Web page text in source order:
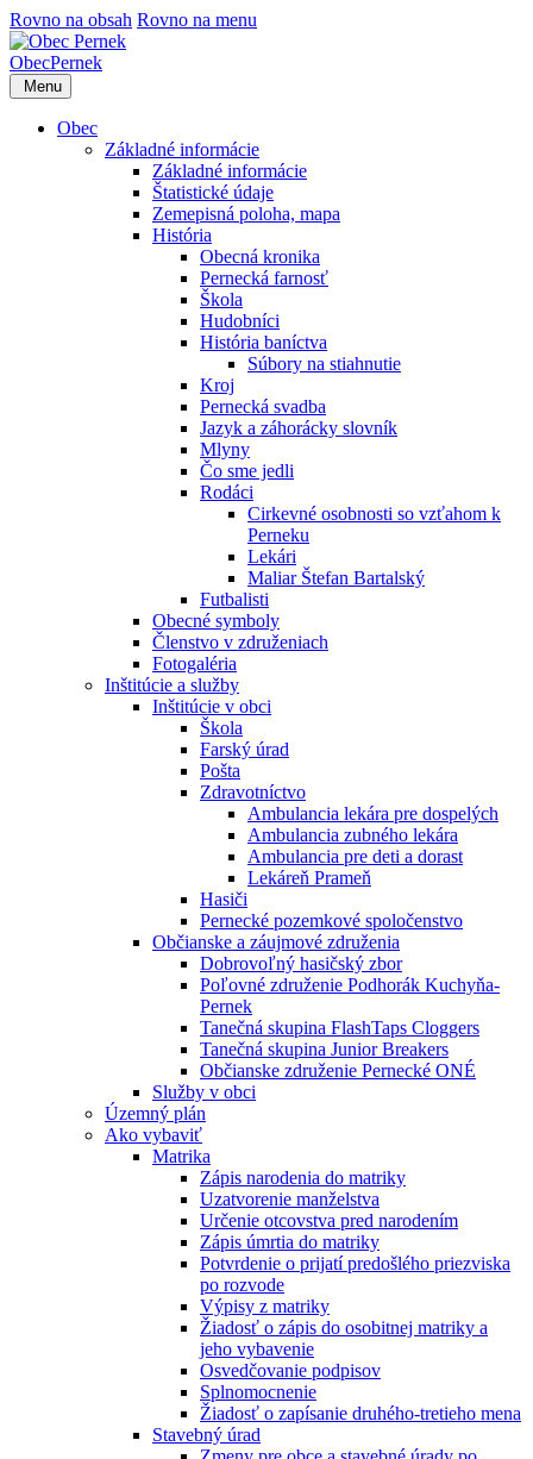
Rovno na obsah Rovno na menu
ObecPernek
Menu
Obec
Základné informácie
Základné informácie
Štatistické údaje
Zemepisná poloha, mapa
História
Obecná kronika
Pernecká farnosť
Škola
Hudobníci
História baníctva
Súbory na stiahnutie
Kroj
Pernecká svadba
Jazyk a záhorácky slovník
Mlyny
Čo sme jedli
Rodáci
Cirkevné osobnosti so vzťahom k
Perneku
Lekári
Maliar Štefan Bartalský
Futbalisti
Obecné symboly
Členstvo v združeniach
Fotogaléria
Inštitúcie a služby
Inštitúcie v obci
Škola
Farský úrad
Pošta
Zdravotníctvo
Ambulancia lekára pre dospelých
Ambulancia zubného lekára
Ambulancia pre deti a dorast
Lekáreň Prameň
Hasiči
Pernecké pozemkové spoločenstvo
Občianske a záujmové združenia
Dobrovoľný hasičský zbor
Poľovné združenie Podhorák Kuchyňa-
Pernek
Tanečná skupina FlashTaps Cloggers
Tanečná skupina Junior Breakers
Občianske združenie Pernecké ONÉ
Služby v obci
Územný plán
Ako vybaviť
Matrika
Zápis narodenia do matriky
Uzatvorenie manželstva
Určenie otcovstva pred narodením
Zápis úmrtia do matriky
Potvrdenie o prijatí predošlého priezviska
po rozvode
Výpisy z matriky
Žiadosť o zápis do osobitnej matriky a
jeho vybavenie
Osvedčovanie podpisov
Splnomocnenie
Žiadosť o zapísanie druhého-tretieho mena
Stavebný úrad